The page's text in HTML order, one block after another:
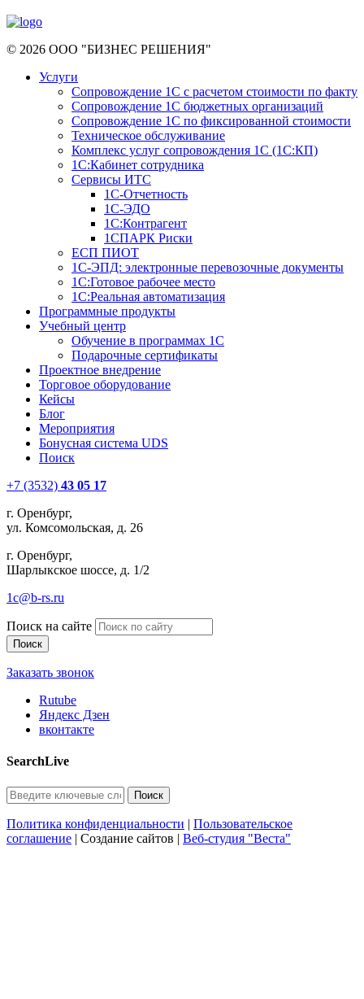
© 2026 ООО "БИЗНЕС РЕШЕНИЯ"
Услуги
Сопровождение 1С с расчетом стоимости по факту
Сопровождение 1С бюджетных организаций
Сопровождение 1С по фиксированной стоимости
Техническое обслуживание
Комплекс услуг сопровождения 1С (1С:КП)
1С:Кабинет сотрудника
Сервисы ИТС
1С-Отчетность
1С-ЭДО
1С:Контрагент
1СПАРК Риски
ЕСП ПИОТ
1С-ЭПД: электронные перевозочные документы
1С:Готовое рабочее место
1С:Реальная автоматизация
Программные продукты
Учебный центр
Обучение в программах 1С
Подарочные сертификаты
Проектное внедрение
Торговое оборудование
Кейсы
Блог
Мероприятия
Бонусная система UDS
Поиск
+7 (3532) 43 05 17
г. Оренбург,
ул. Комсомольская, д. 26
г. Оренбург,
Шарлыкское шоссе, д. 1/2
1c@b-rs.ru
Поиск на сайте
Заказать звонок
Rutube
Яндекс Дзен
вконтакте
SearchLive
Политика конфиденциальности | Пользовательское
соглашение | Создание сайтов | Веб-студия "Веста"